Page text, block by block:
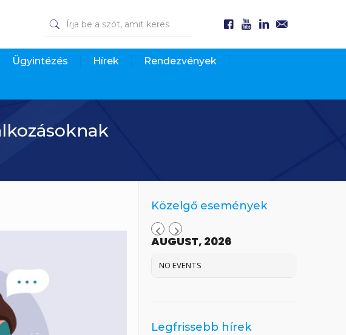
Ügyintézés Hírek Rendezvények
Közelgő események
AUGUST, 2026
NO EVENTS
Legfrissebb hírek